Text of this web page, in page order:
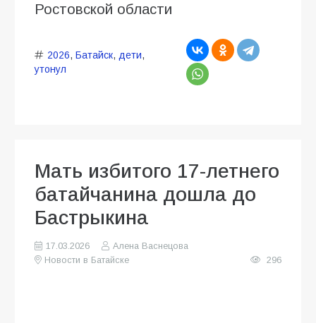
Ростовской области
2026, Батайск, дети,
утонул
Мать избитого 17-летнего
батайчанина дошла до
Бастрыкина
17.03.2026
Алена Васнецова
Новости в Батайске
296